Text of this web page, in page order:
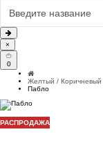
×
0
Желтый /
Пабло
РАСПРОДАЖА